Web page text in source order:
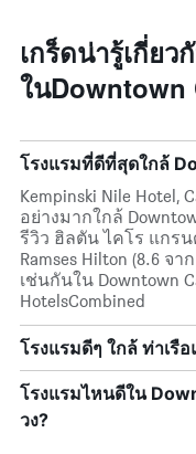
เกร็ดน่ารู้เกี่ยว
ในDowntown
โรงแรมที่ดีที่สุดใกล้
Kempinski Nile
อย่างมากใกล้
รีวิว ฮิลตัน ไคโร แกรน
Ramses Hilton (8.6 จ
เช่นกันใน Downtown
HotelsCombined
โรงแรมดีๆ ใกล้ ท่าเรื
โรงแรมไหนดีใน
วง?